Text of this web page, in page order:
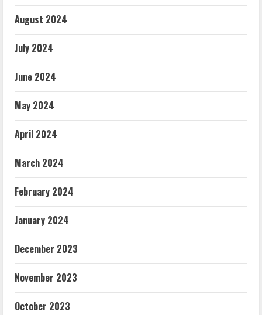
August 2024
July 2024
June 2024
May 2024
April 2024
March 2024
February 2024
January 2024
December 2023
November 2023
October 2023